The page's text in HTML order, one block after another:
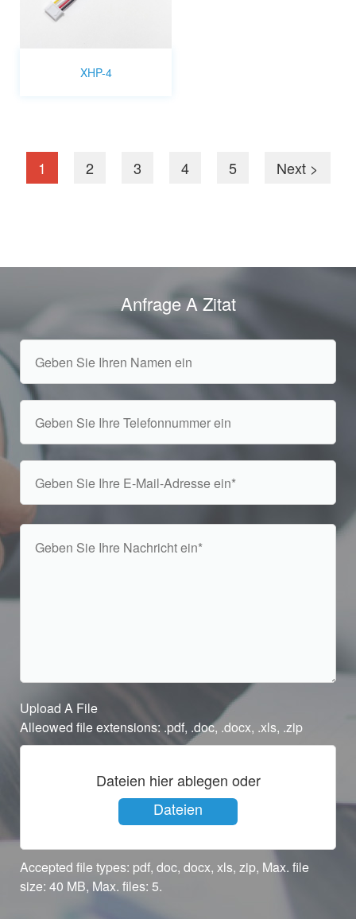
XHP-4
1 2 3 4 5 Next >
Anfrage A Zitat
Upload A File
Alleowed file extensions: .pdf, .doc, .docx, .xls, .zip
Dateien hier ablegen oder
Dateien
auswählen
Accepted file types: pdf, doc, docx, xls, zip, Max. file
size: 40 MB, Max. files: 5.